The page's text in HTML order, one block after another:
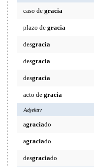
caso degracia
plazo degracia
desgracia
desgracia
desgracia
acto degracia
Adjektiv
agraciado
agraciado
desgraciado